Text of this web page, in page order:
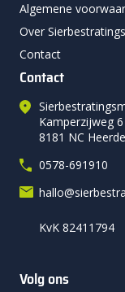
Algemene
Over
Contact
Contact
Kamperzijweg 6
8181 NC Heerde
0578-691910
KvK 82411794
Volg ons